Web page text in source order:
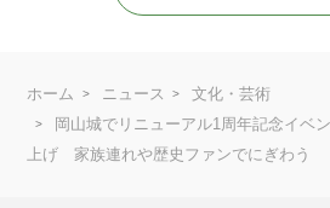
ホーム ニュース
文化・芸術
岡山城でリニューアル1周年記念イベ
上げ 家族連れや歴史ファンでにぎわう